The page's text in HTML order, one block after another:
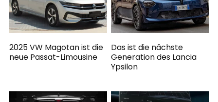
2025 VW Magotan ist die
neue Passat-Limousine
Das ist die nächste
Generation des Lancia
Ypsilon